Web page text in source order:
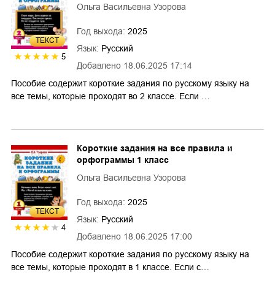
ТЕКСТ
5
Добавлено 18.06.2025 17:14
Ольга Васильевна Узорова
Год выхода: 2025
Язык: Русский
Пособие содержит короткие задания по русскому языку на
все темы, которые проходят во 2 классе. Если …
ТЕКСТ
4
Добавлено 18.06.2025 17:00
Короткие задания на все правила и
орфограммы 1 класс
Ольга Васильевна Узорова
Год выхода: 2025
Язык: Русский
Пособие содержит короткие задания по русскому языку на
все темы, которые проходят в 1 классе. Если с…